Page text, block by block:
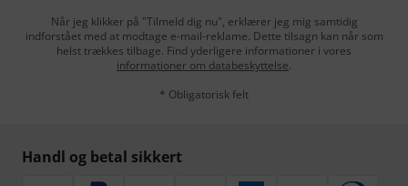
Når jeg klikker på "Tilmeld dig nu", erklærer jeg mig samtidig
indforstået med at modtage e-mail-reklame. Dette tilsagn kan når som
helst trækkes tilbage. Find yderligere informationer i vores
informationer om databeskyttelse.
* Obligatorisk felt
Handl og betal sikkert